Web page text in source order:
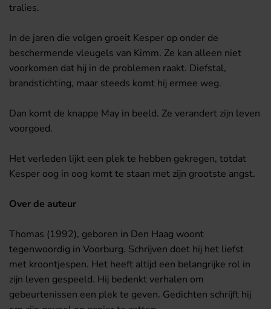
tralies.
In de jaren die volgen groeit Kesper op onder de
beschermende vleugels van Kimm. Ze kan alleen niet
voorkomen dat hij in de problemen raakt. Diefstal,
brandstichting, maar steeds komt hij ermee weg.
Dan komt de knappe May in beeld. Ze verandert zijn leven
voorgoed.
Het verleden lijkt een plek te hebben gekregen, totdat
Kesper oog in oog komt te staan met zijn grootste angst.
Over de auteur
Thomas (1992), geboren in Den Haag woont
tegenwoordig in Voorburg. Schrijven doet hij het liefst
met kroontjespen. Het heeft altijd een belangrijke rol in
zijn leven gespeeld. Hij bedenkt verhalen om
gebeurtenissen een plek te geven. Gedichten schrijft hij